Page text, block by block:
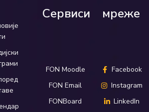
Сервиси
FON Moodle
FON Email
FONBoard
мреже
Facebook
Instagram
LinkedIn